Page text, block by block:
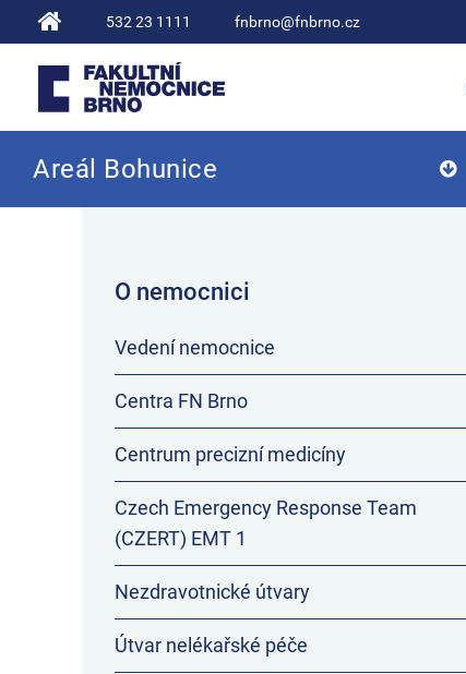
532 23 1111 fnbrno@fnbrno.cz
Fakultní nemocnice Brno
Areál Bohunice
O nemocnici
Vedení nemocnice
Centra FN Brno
Centrum precizní medicíny
Czech Emergency Response Team
(CZERT) EMT 1
Nezdravotnické útvary
Útvar nelékařské péče